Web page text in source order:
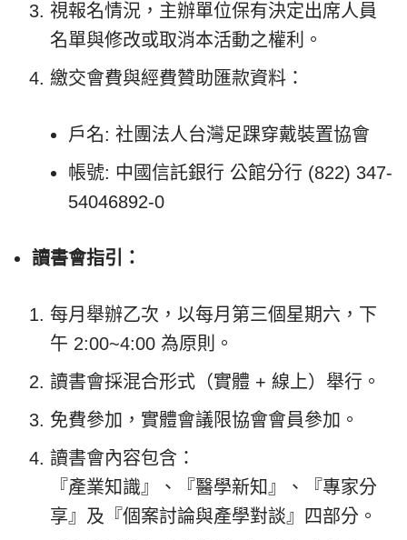
視報名情況，主辦單位保有決定出席人員
名單與修改或取消本活動之權利。
繳交會費與經費贊助匯款資料：
戶名: 社團法人台灣足踝穿戴裝置協會
帳號: 中國信託銀行 公館分行 (822) 347-
54046892-0
讀書會指引：
每月舉辦乙次，以每月第三個星期六，下
午 2:00~4:00 為原則。
讀書會採混合形式（實體 + 線上）舉行。
免費參加，實體會議限協會會員參加。
讀書會內容包含：
『產業知識』、『醫學新知』、『專家分
享』及『個案討論與產學對談』四部分。